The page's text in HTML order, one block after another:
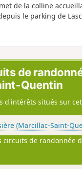
de la colline
le parking de
de
Quentin
d'intérêts situés sur
(Marcillac-Saint-
circuits de randonnée